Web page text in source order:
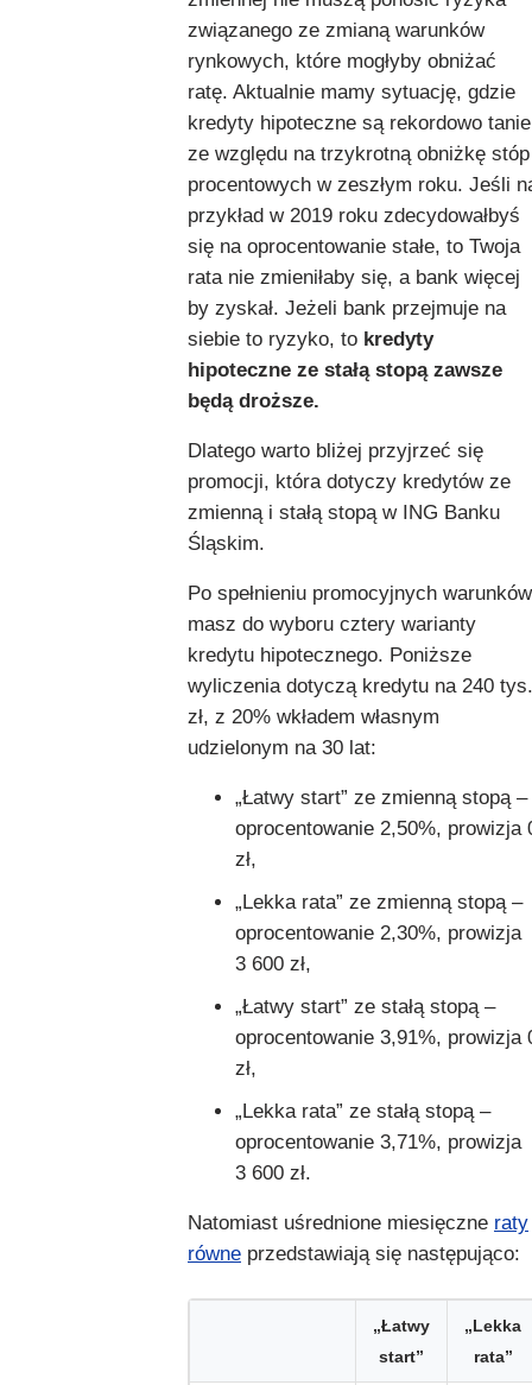
związanego ze zmianą warunków
rynkowych, które mogłyby obniżać
ratę. Aktualnie mamy sytuację, gdzie
kredyty hipoteczne są rekordowo tanie
ze względu na trzykrotną obniżkę stóp
procentowych w zeszłym roku. Jeśli
przykład w 2019 roku zdecydowałbyś
się na oprocentowanie stałe, to Twoja
rata nie zmieniłaby się, a bank więcej
by zyskał. Jeżeli bank przejmuje na
siebie to ryzyko, to kredyty
hipoteczne ze stałą stopą zawsze
będą droższe.
Dlatego warto bliżej przyjrzeć się
promocji, która dotyczy kredytów ze
zmienną i stałą stopą w ING Banku
Śląskim.
Po spełnieniu promocyjnych warunków
masz do wyboru cztery warianty
kredytu hipotecznego. Poniższe
wyliczenia dotyczą kredytu na 240 tys.
zł, z 20% wkładem własnym
udzielonym na 30 lat:
„Łatwy start” ze zmienną stopą –
oprocentowanie 2,50%, prowizja
zł,
„Lekka rata” ze zmienną stopą –
oprocentowanie 2,30%, prowizja
3 600 zł,
„Łatwy start” ze stałą stopą –
oprocentowanie 3,91%, prowizja
zł,
„Lekka rata” ze stałą stopą –
oprocentowanie 3,71%, prowizja
3 600 zł.
Natomiast uśrednione miesięczne raty
równe przedstawiają się następująco:
„Łatwy
start”
„Lekka
rata”